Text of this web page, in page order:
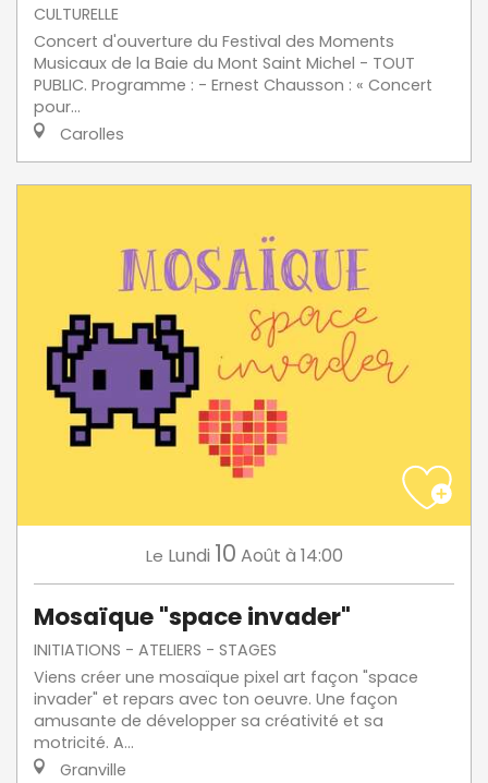
CULTURELLE
Concert d'ouverture du Festival des Moments
Musicaux de la Baie du Mont Saint Michel - TOUT
PUBLIC. Programme : - Ernest Chausson : « Concert
pour...
Carolles
Le Lundi 10 Août à 14:00
Mosaïque "space invader"
INITIATIONS - ATELIERS - STAGES
Viens créer une mosaïque pixel art façon "space
invader" et repars avec ton oeuvre. Une façon
amusante de développer sa créativité et sa
motricité. A...
Granville